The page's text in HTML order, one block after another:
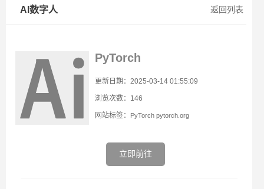
返回列表
AI数字人
PyTorch
更新日期：2025-03-14 01:55:09
浏览次数：146
网站标签： PyTorch pytorch.org
立即前往